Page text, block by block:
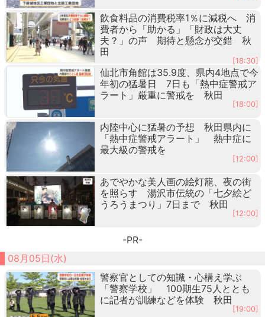
飲食料品の消費税率1％に減税へ 消
費者から「助かる」「財政は大丈
夫？」の声 期待と懸念が交錯 秋
田
[18:30]
仙北市角館は35.9度、県内4地点で今
年初の猛暑日 7日も「熱中症警戒ア
ラート」厳重に警戒を 秋田
[18:00]
内陸中心に猛暑の予想 秋田県内に
「熱中症警戒アラート」 熱中症に
最大級の警戒を
[12:00]
あでやかな美人画の絵灯籠、夜の街
を照らす 湯沢市伝統の「七夕絵ど
うろうまつり」7日まで 秋田
[12:00]
-PR-
08月05日(水)
警察官としての知識・心構え学ぶ
「警察学校」 100期生75人ととも
に記者が訓練などを体験 秋田
[19:00]